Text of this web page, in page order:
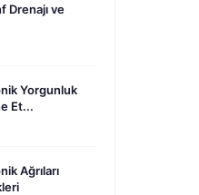
Drenajı ve
Yorgunluk
Et...
Ağrıları